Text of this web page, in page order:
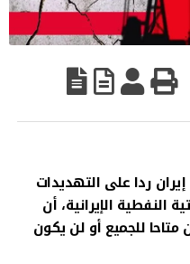
ردا على التهديدات
النفطية الإيرانية، أن
متاحا للجميع أو لن يكون